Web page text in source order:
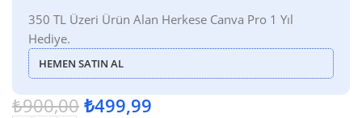
350 TL Üzeri Ürün Alan Herkese Canva Pro 1 Yıl
Hediye.
HEMEN SATIN AL
₺900,00 ₺499,99